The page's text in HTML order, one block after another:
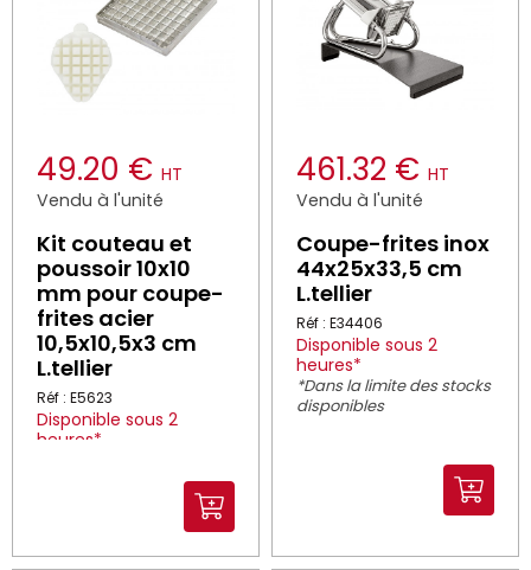
49.20 € HT
Vendu à l'unité
Kit couteau et
poussoir 10x10
mm pour coupe-
frites acier
10,5x10,5x3 cm
L.tellier
Réf : E5623
Disponible sous 2
heures*
461.32 € HT
Vendu à l'unité
Coupe-frites inox
44x25x33,5 cm
L.tellier
Réf : E34406
Disponible sous 2
heures*
*Dans la limite des stocks
disponibles